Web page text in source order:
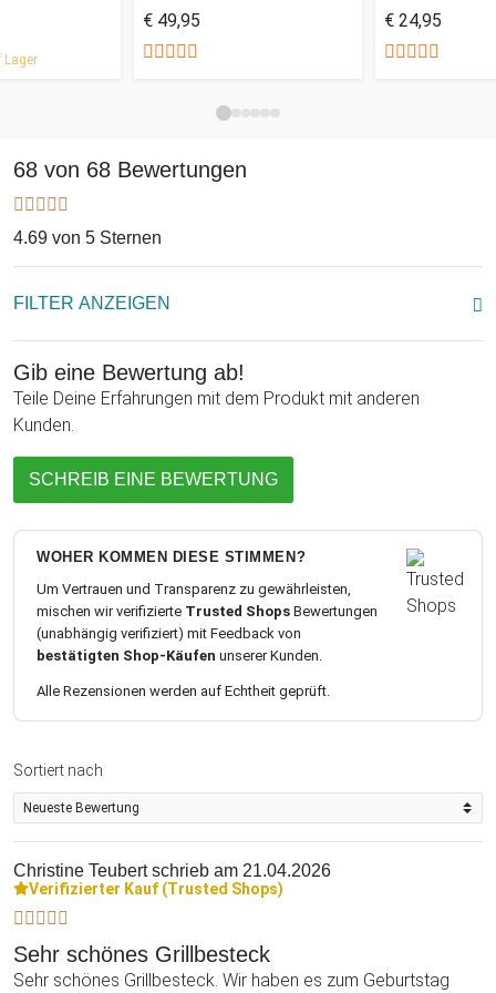
€ 49,95 € 24,95
68 von 68 Bewertungen
4.69 von 5 Sternen
FILTER ANZEIGEN
Gib eine Bewertung ab!
Teile Deine Erfahrungen mit dem Produkt mit anderen
Kunden.
SCHREIB EINE BEWERTUNG
WOHER KOMMEN DIESE STIMMEN?
Um Vertrauen und Transparenz zu gewährleisten,
mischen wir verifizierte Trusted Shops Bewertungen
(unabhängig verifiziert) mit Feedback von
bestätigten Shop-Käufen unserer Kunden.
Alle Rezensionen werden auf Echtheit geprüft.
Sortiert nach
Christine Teubertschrieb am 21.04.2026
Verifizierter Kauf (Trusted Shops)
Sehr schönes Grillbesteck
Sehr schönes Grillbesteck. Wir haben es zum Geburtstag